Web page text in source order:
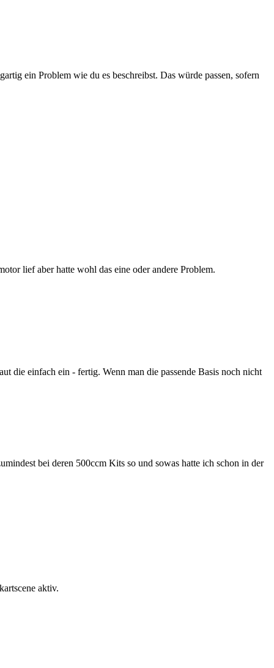
ein Problem wie du es beschreibst. Das würde passen, sofern
lief aber hatte wohl das eine oder andere Problem.
die einfach ein - fertig. Wenn man die passende Basis noch nicht
bei deren 500ccm Kits so und sowas hatte ich schon in der
aktiv.